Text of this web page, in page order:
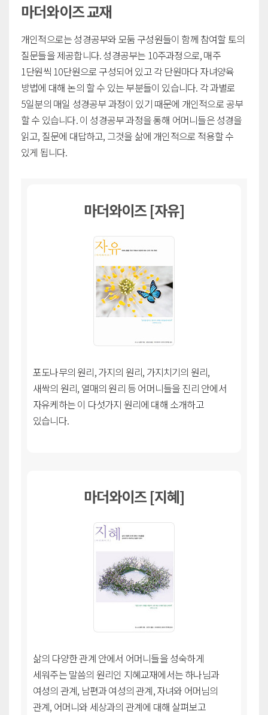
마더와이즈 교재
개인적으로는 성경공부와 모둠 구성원들이 함께 참여할 토의
질문들을 제공합니다. 성경공부는 10주과정으로, 매주
1단원씩 10단원으로 구성되어 있고 각 단원마다 자녀양육
방법에 대해 논의 할 수 있는 부분들이 있습니다. 각 과별로
5일분의 매일 성경공부 과정이 있기 때문에 개인적으로 공부
할 수 있습니다. 이 성경공부 과정을 통해 어머니들은 성경을
읽고, 질문에 대답하고, 그것을 삶에 개인적으로 적용할 수
있게 됩니다.
마더와이즈 [자유]
포도나무의 원리, 가지의 원리, 가지치기의 원리,
새싹의 원리, 열매의 원리 등 어머니들을 진리 안에서
자유케하는 이 다섯가지 원리에 대해 소개하고
있습니다.
마더와이즈 [지혜]
삶의 다양한 관계 안에서 어머니들을 성숙하게
세워주는 말씀의 원리인 지혜교재에서는 하나님과
여성의 관계, 남편과 여성의 관계, 자녀와 어머님의
관계, 어머니와 세상과의 관계에 대해 살펴보고